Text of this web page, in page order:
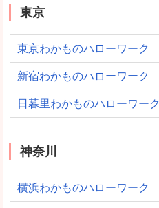
東京
東京わかものハローワーク
新宿わかものハローワーク
日暮里わかものハローワーク
神奈川
横浜わかものハローワーク